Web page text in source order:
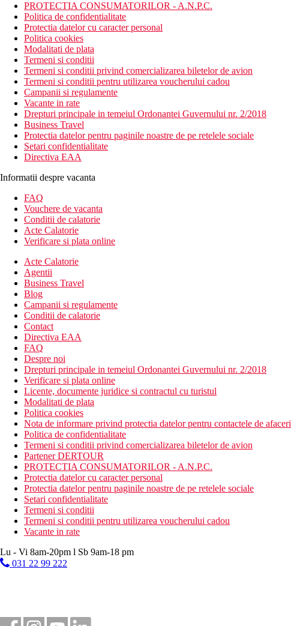
PROTECTIA CONSUMATORILOR - A.N.P.C.
Politica de confidentialitate
Protectia datelor cu caracter personal
Politica cookies
Modalitati de plata
Termeni si conditii
Termeni si conditii privind comercializarea biletelor de avion
Termeni si conditii pentru utilizarea voucherului cadou
Campanii si regulamente
Vacante in rate
Drepturi principale in temeiul Ordonantei Guvernului nr. 2/2018
Business Travel
Protectia datelor pentru paginile noastre de pe retelele sociale
Setari confidentialitate
Directiva EAA
Informatii despre vacanta
FAQ
Vouchere de vacanta
Conditii de calatorie
Acte Calatorie
Verificare si plata online
Acte Calatorie
Agentii
Business Travel
Blog
Campanii si regulamente
Conditii de calatorie
Contact
Directiva EAA
FAQ
Despre noi
Drepturi principale in temeiul Ordonantei Guvernului nr. 2/2018
Verificare si plata online
Licente, documente juridice si contractul cu turistul
Modalitati de plata
Politica cookies
Nota de informare privind protectia datelor pentru contactele de afaceri
Politica de confidentialitate
Termeni si conditii privind comercializarea biletelor de avion
Partener DERTOUR
PROTECTIA CONSUMATORILOR - A.N.P.C.
Protectia datelor cu caracter personal
Protectia datelor pentru paginile noastre de pe retelele sociale
Setari confidentialitate
Termeni si conditii
Termeni si conditii pentru utilizarea voucherului cadou
Vacante in rate
Lu - Vi 8am-20pm l Sb 9am-18 pm
031 22 99 222